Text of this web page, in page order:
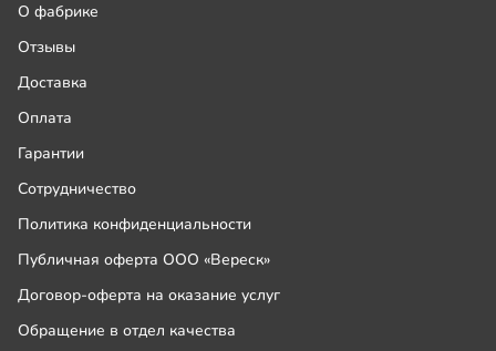
О фабрике
Отзывы
Доставка
Оплата
Гарантии
Сотрудничество
Политика конфиденциальности
Публичная оферта ООО «Вереск»
Договор-оферта на оказание услуг
Обращение в отдел качества